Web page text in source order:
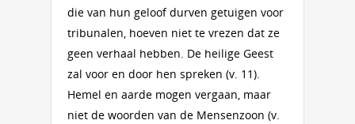
die van hun geloof durven getuigen voor
tribunalen, hoeven niet te vrezen dat ze
geen verhaal hebben. De heilige Geest
zal voor en door hen spreken (v. 11).
Hemel en aarde mogen vergaan, maar
niet de woorden van de Mensenzoon (v.